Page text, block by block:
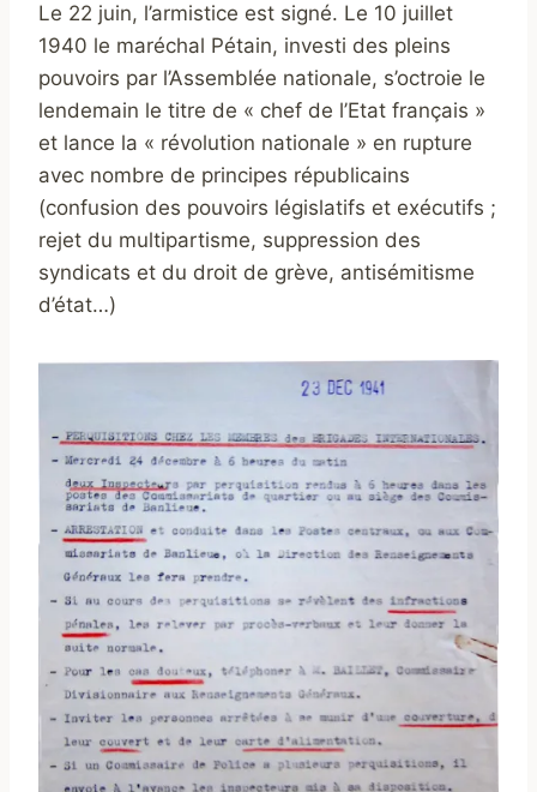
Le 22 juin, l’armistice est signé. Le 10 juillet
1940 le maréchal Pétain, investi des pleins
pouvoirs par l’Assemblée nationale, s’octroie le
lendemain le titre de « chef de l’Etat français »
et lance la « révolution nationale » en rupture
avec nombre de principes républicains
(confusion des pouvoirs législatifs et exécutifs ;
rejet du multipartisme, suppression des
syndicats et du droit de grève, antisémitisme
d’état…)